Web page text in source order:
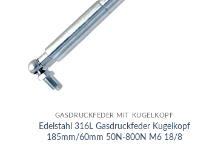
GASDRUCKFEDER MIT KUGELKOPF
Edelstahl 316L Gasdruckfeder Kugelkopf
185mm/60mm 50N-800N M6 18/8